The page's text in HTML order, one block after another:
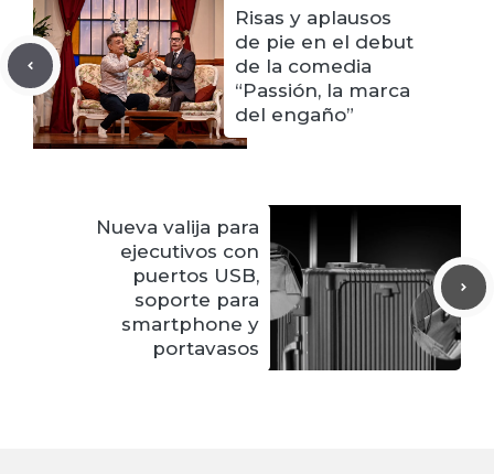
Risas y aplausos
de pie en el debut
de la comedia
“Passión, la marca
del engaño”
Nueva valija para
ejecutivos con
puertos USB,
soporte para
smartphone y
portavasos